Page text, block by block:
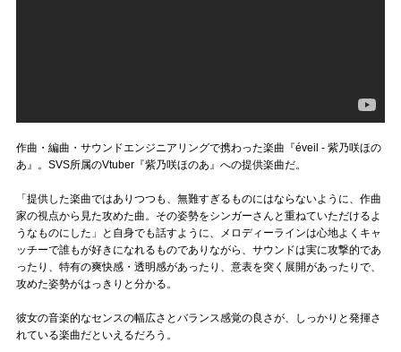
作曲・編曲・サウンドエンジニアリングで携わった楽曲『éveil - 紫乃咲ほの
あ』。SVS所属のVtuber『紫乃咲ほのあ』への提供楽曲だ。
「提供した楽曲ではありつつも、無難すぎるものにはならないように、作曲
家の視点から見た攻めた曲。その姿勢をシンガーさんと重ねていただけるよ
うなものにした」と自身でも話すように、メロディーラインは心地よくキャ
ッチーで誰もが好きになれるものでありながら、サウンドは実に攻撃的であ
ったり、特有の爽快感・透明感があったり、意表を突く展開があったりで、
攻めた姿勢がはっきりと分かる。
彼女の音楽的なセンスの幅広さとバランス感覚の良さが、しっかりと発揮さ
れている楽曲だといえるだろう。